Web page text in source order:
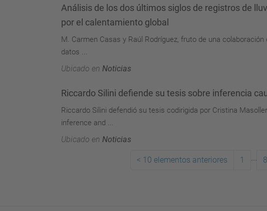
Análisis de los dos últimos siglos de registros de
por el calentamiento global
M. Carmen Casas y Raúl Rodríguez, fruto de una
datos ...
Ubicado en Noticias
Riccardo Silini defiende su tesis sobre inferencia
Riccardo Silini defendió su tesis codirigida por Cristina
inference and ...
Ubicado en Noticias
< 10 elementos anteriores 1 8